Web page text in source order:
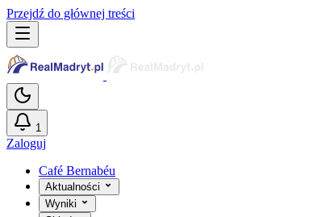
Przejdź do głównej treści
1
Zaloguj
Café Bernabéu
Aktualności
Wyniki